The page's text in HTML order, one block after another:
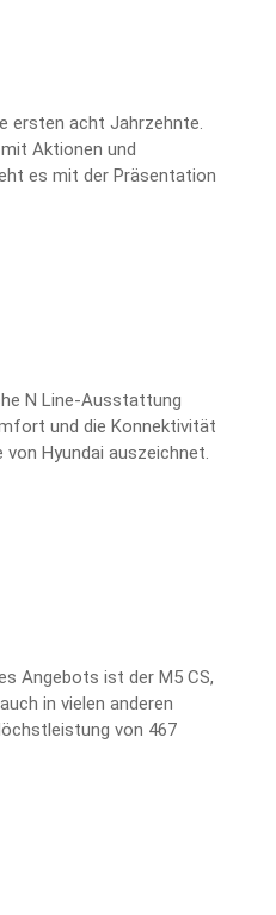
ersten acht Jahrzehnte.
Aktionen und
es mit der Präsentation
N Line-Ausstattung
und die Konnektivität
Hyundai auszeichnet.
Angebots ist der M5 CS,
in vielen anderen
von 467